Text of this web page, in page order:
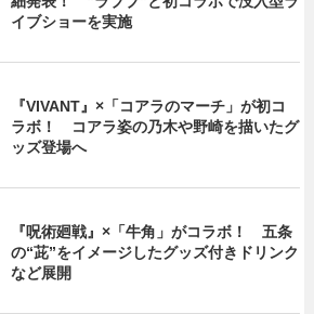
イブショーを実施
『VIVANT』×「コアラのマーチ」が初コ
ラボ！ コアラ姿の乃木や野崎を描いたグ
ッズ登場へ
『呪術廻戦』×「牛角」がコラボ！ 五条
の“茈”をイメージしたグッズ付きドリンク
など展開